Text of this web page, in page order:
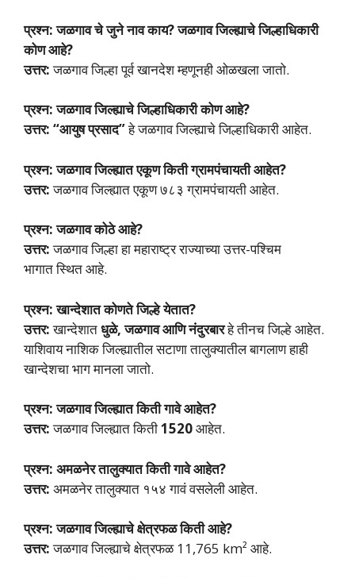
प्रश्न: जळगाव चे जुने नाव काय? जळगाव जिल्ह्याचे जिल्हाधिकारी
कोण आहे?
उत्तर:जळगाव जिल्हा पूर्व खानदेश म्हणूनही ओळखला जातो.
प्रश्न: जळगाव जिल्ह्याचे जिल्हाधिकारी कोण आहे?
उत्तर: “आयुष प्रसाद”हे जळगाव जिल्ह्याचे जिल्हाधिकारी आहेत.
प्रश्न: जळगाव जिल्ह्यात एकूण किती ग्रामपंचायती आहेत?
उत्तर:जळगाव जिल्ह्यात एकूण ७८३ ग्रामपंचायती आहेत.
प्रश्न: जळगाव कोठे आहे?
उत्तर:जळगाव जिल्हा हा महाराष्ट्र राज्याच्या उत्तर-पश्चिम
भागात स्थित आहे.
प्रश्न: खान्देशात कोणते जिल्हे येतात?
उत्तर:खान्देशातधुळे, जळगाव आणि नंदुरबारहे तीनच जिल्हे आहेत.
याशिवाय नाशिक जिल्ह्यातील सटाणा तालुक्यातील बागलाण हाही
खान्देशचा भाग मानला जातो.
प्रश्न: जळगाव जिल्ह्यात किती गावे आहेत?
उत्तर:जळगाव जिल्ह्यात किती1520आहेत.
प्रश्न: अमळनेर तालुक्यात किती गावे आहेत?
उत्तर: अमळनेर तालुक्यात १५४ गावं वसलेली आहेत.
प्रश्न: जळगाव जिल्ह्याचे क्षेत्रफळ किती आहे?
उत्तर:जळगाव जिल्ह्याचे क्षेत्रफळ 11,765 km² आहे.